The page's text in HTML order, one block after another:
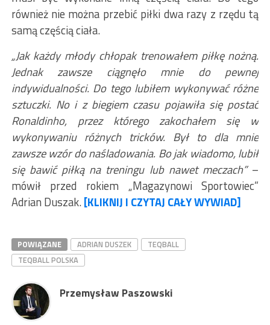
również nie można przebić piłki dwa razy z rzędu tą
samą częścią ciała.
„Jak każdy młody chłopak trenowałem piłkę nożną.
Jednak zawsze ciągnęło mnie do pewnej
indywidualności. Do tego lubiłem wykonywać różne
sztuczki. No i z biegiem czasu pojawiła się postać
Ronaldinho, przez którego zakochałem się w
wykonywaniu różnych tricków. Był to dla mnie
zawsze wzór do naśladowania. Bo jak wiadomo, lubił
się bawić piłką na treningu lub nawet meczach”–
mówił przed rokiem „Magazynowi Sportowiec”
Adrian Duszak.[KLIKNIJ I CZYTAJ CAŁY WYWIAD]
POWIĄZANE ADRIAN DUSZEK
TEQBALL
TEQBALL POLSKA
Przemysław Paszowski